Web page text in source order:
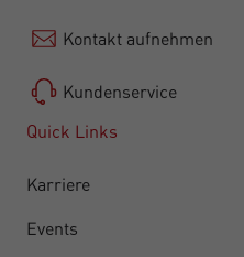
Kontakt aufnehmen
Kundenservice
Quick Links
Karriere
Events